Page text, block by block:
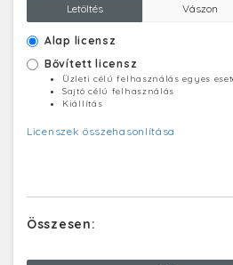
Letöltés Vászon
Alap licensz
Bővített licensz
Üzleti célú felhasználás egyes
Sajtó célú felhasználás
Kiállítás
Licenszek összehasonlítása
Összesen: